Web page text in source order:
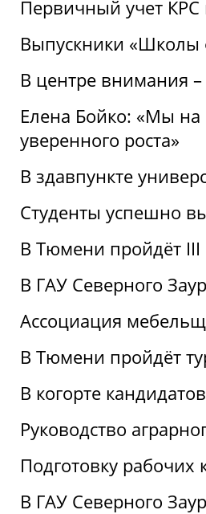
Первичный учет
Выпускники
В центре внимания
Елена Бойко: «Мы на
уверенного роста»
В здавпункте
Студенты успешно
В Тюмени пройдёт
В ГАУ Северного
Ассоциация
В Тюмени пройдёт
В когорте
Руководство
Подготовку
В ГАУ Северного